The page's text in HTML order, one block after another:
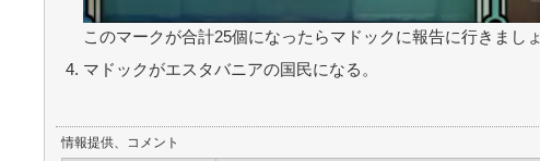
このマークが合計25個になったらマドックに報告に行きまし
マドックがエスタバニアの国民になる。
情報提供、コメント